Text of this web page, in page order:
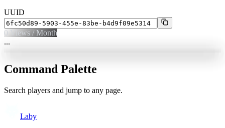
UUID
0 Views / Month
...
Command Palette
Search players and jump to any page.
Laby